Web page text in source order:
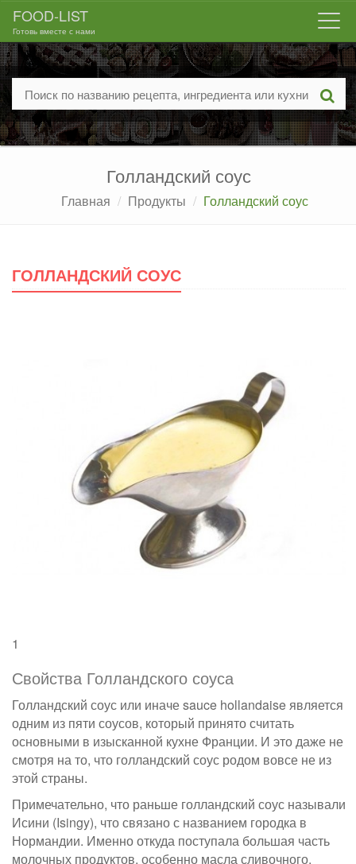
FOOD-LIST
Готовь вместе с нами
Голландский соус
Главная Продукты Голландский соус
ГОЛЛАНДСКИЙ СОУС
1
Свойства Голландского соуса
Голландский соус или иначе sauce hollandaise является
одним из пяти соусов, который принято считать
основными в изысканной кухне Франции. И это даже не
смотря на то, что голландский соус родом вовсе не из
этой страны.
Примечательно, что раньше голландский соус называли
Исини (Isingy), что связано с названием городка в
Нормандии. Именно откуда поступала большая часть
молочных продуктов, особенно масла сливочного,